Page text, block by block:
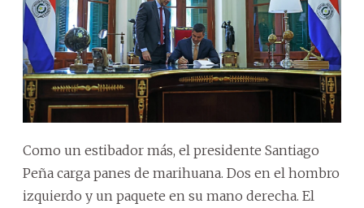
Como un estibador más, el presidente Santiago
Peña carga panes de marihuana. Dos en el hombro
izquierdo y un paquete en su mano derecha. El